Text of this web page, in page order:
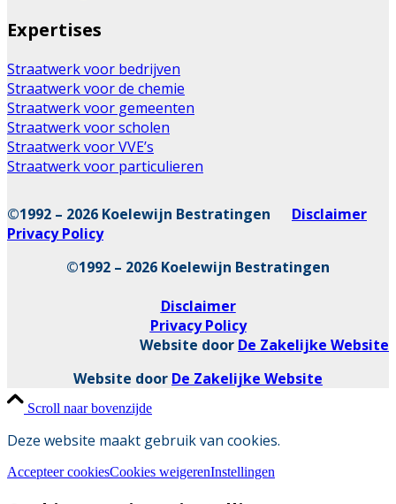
Expertises
Straatwerk voor bedrijven
Straatwerk voor de chemie
Straatwerk voor gemeenten
Straatwerk voor scholen
Straatwerk voor VVE’s
Straatwerk voor particulieren
©1992 – 2026 Koelewijn Bestratingen Disclaimer
Privacy Policy
©1992 – 2026 Koelewijn Bestratingen
Disclaimer
Privacy Policy
Website door De Zakelijke Website
Website door De Zakelijke Website
Scroll naar bovenzijde
Deze website maakt gebruik van cookies.
Accepteer cookiesCookies weigerenInstellingen